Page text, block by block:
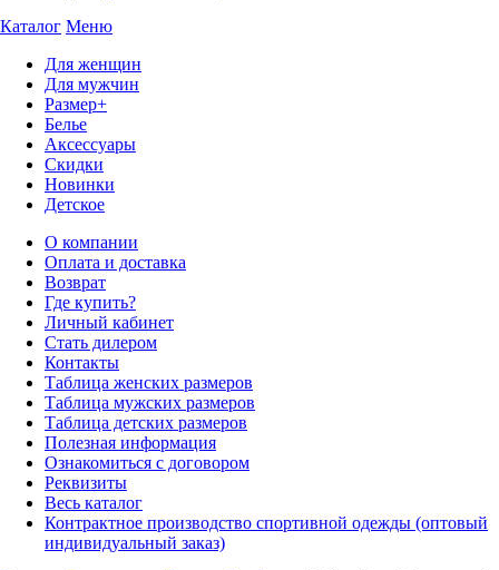
Каталог Меню
Для женщин
Для мужчин
Размер+
Белье
Аксессуары
Скидки
Новинки
Детское
О компании
Оплата и доставка
Возврат
Где купить?
Личный кабинет
Стать дилером
Контакты
Таблица женских размеров
Таблица мужских размеров
Таблица детских размеров
Полезная информация
Ознакомиться с договором
Реквизиты
Весь каталог
Контрактное производство спортивной одежды (оптовый
индивидуальный заказ)